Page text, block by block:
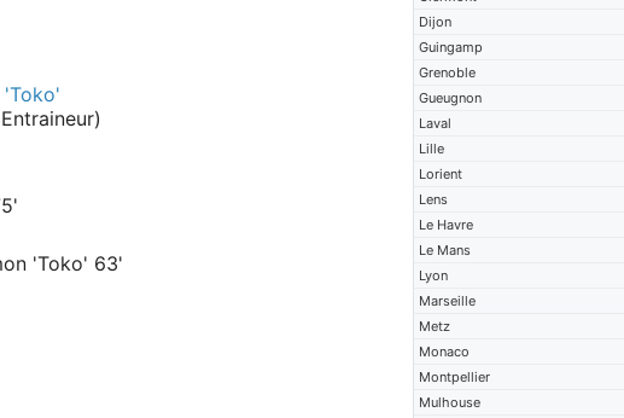
Dijon
Guingamp
Grenoble
Gueugnon
Laval
Lille
Lorient
Lens
Le Havre
Le Mans
Lyon
Marseille
Metz
Monaco
Montpellier
Mulhouse
'Toko'
'Toko' 63'